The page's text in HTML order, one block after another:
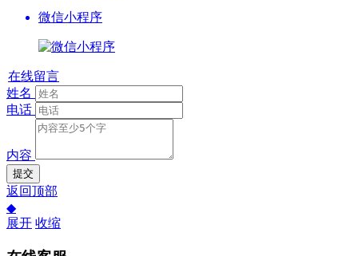
微信小程序
在线留言
姓名
电话
内容
提交
返回顶部
◆
展开 收缩